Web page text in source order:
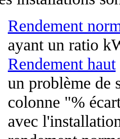
Rendement
ayant un ratio
Rendement haut
un problème de
colonne "%
avec